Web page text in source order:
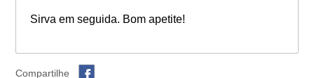
Sirva em seguida. Bom apetite!
Compartilhe